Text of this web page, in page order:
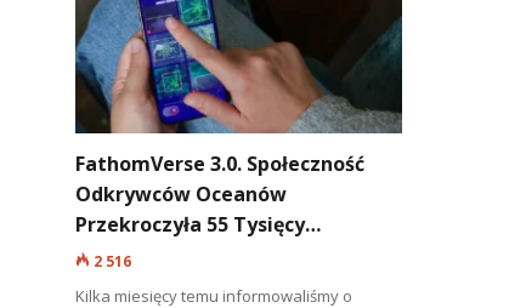
FathomVerse 3.0. Społeczność
Odkrywców Oceanów
Przekroczyła 55 Tysięcy…
2 516
Kilka miesięcy temu informowaliśmy o